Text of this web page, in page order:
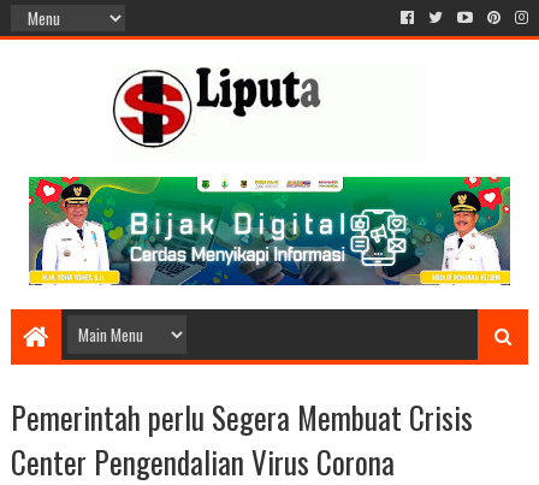
Pemerintah perlu Segera Membuat Crisis
Center Pengendalian Virus Corona